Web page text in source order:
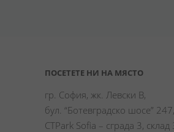
ПОСЕТЕТЕ НИ НА МЯСТО
гр. София, жк. Левски В,
бул. “Ботевградско шосе” 247,
CTPark Sofia – сграда 3, склад